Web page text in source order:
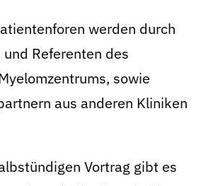
werden durch
Referenten des
sowie
aus anderen Kliniken
Vortrag gibt es